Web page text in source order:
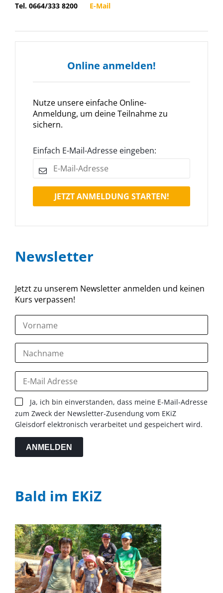
Newsletter
Jetzt zu unserem Newsletter anmelden und keinen
Kurs verpassen!
Ja, ich bin einverstanden, dass meine E-Mail-Adresse
zum Zweck der Newsletter-Zusendung vom EKiZ
Gleisdorf elektronisch verarbeitet und gespeichert wird.
ANMELDEN
Bald im EKiZ
Tel. 0664/333 8200
E-Mail
Online anmelden!
Nutze unsere einfache Online-
Anmeldung, um deine Teilnahme zu
sichern.
Einfach E-Mail-Adresse eingeben:
JETZT ANMELDUNG STARTEN!